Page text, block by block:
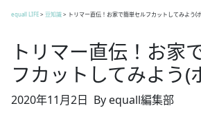
equall LIFE> 豆知識> トリマー直伝！お家で簡単セルフカットしてみよう(
トリマー直伝！お家
フカットしてみよう(
2020年11月2日 By equall編集部